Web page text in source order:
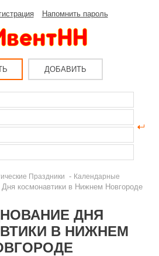
Напомнить пароль
ДОБАВИТЬ
Праздники - Календарные
космонавтики в Нижнем Новгороде
ДНЯ
В НИЖНЕМ